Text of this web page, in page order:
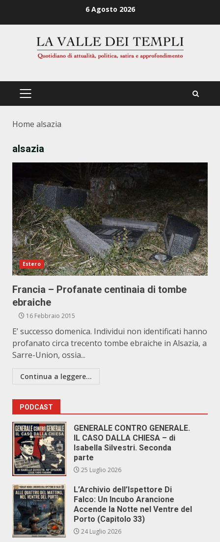
6 Agosto 2026
PRIMÄRES
Home alsazia
alsazia
Estero
Francia – Profanate centinaia di tombe
ebraiche
16 Febbraio 2015
E’ successo domenica. Individui non identificati hanno
profanato circa trecento tombe ebraiche in Alsazia, a
Sarre-Union, ossia...
Continua a leggere...
PODCAST
GENERALE CONTRO GENERALE.
IL CASO DALLA CHIESA – di
Isabella Silvestri. Seconda
parte
25 Luglio 2026
L’Archivio dell’Ispettore Di
Falco: Un Incubo Arancione
Accende la Notte nel Ventre del
Porto (Capitolo 33)
24 Luglio 2026